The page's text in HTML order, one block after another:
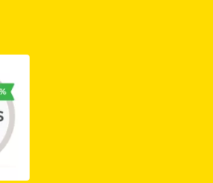
Business Elite, otwiera się